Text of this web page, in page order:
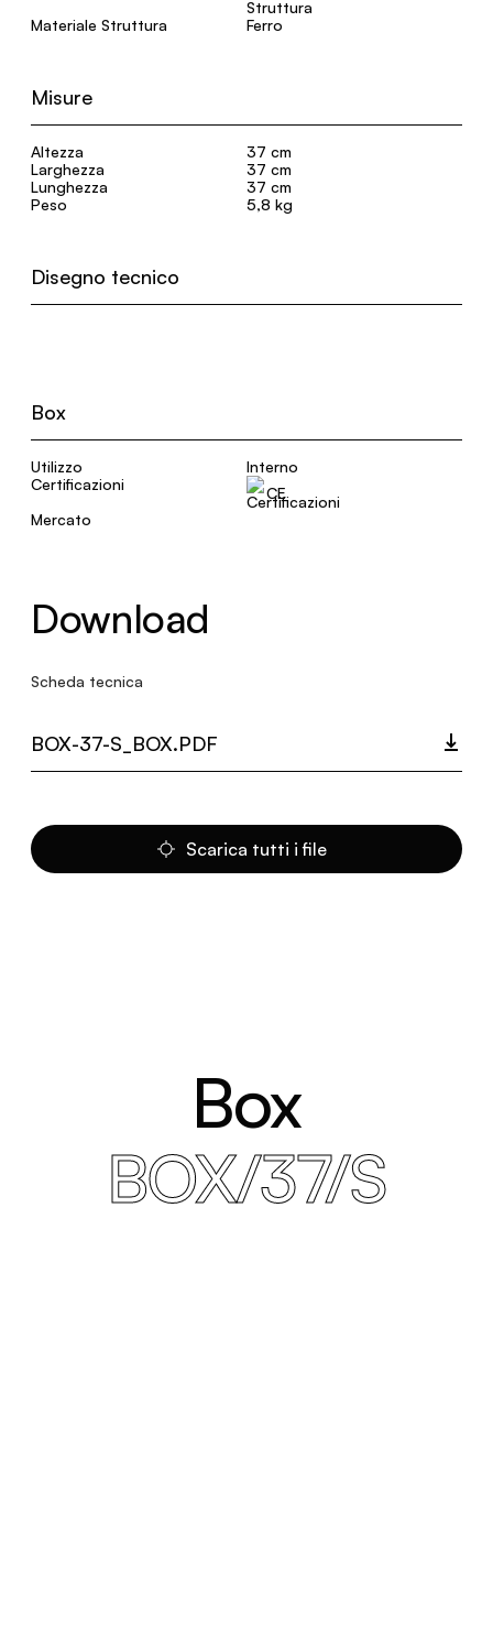
Materiale Struttura
Ferro
Misure
Altezza
37 cm
Larghezza
37 cm
Lunghezza
37 cm
Peso
5,8 kg
Disegno tecnico
Box
Utilizzo
Interno
Certificazioni
CE
Mercato
Download
Scheda tecnica
BOX-37-S_BOX.PDF
Scarica tutti i file
Box
BOX/37/S